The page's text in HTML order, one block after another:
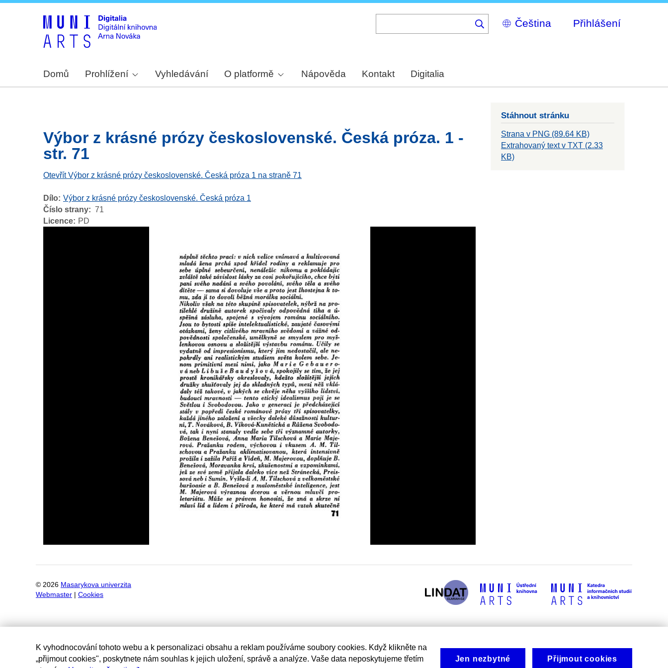
Select
your
Přihlášení
Domů Prohlížení Vyhledávání O platformě Nápověda Kontakt Digitalia
Výbor z krásné prózy československé. Česká próza. 1 -
str. 71
Otevřít Výbor z krásné prózy československé. Česká próza 1 na straně 71
Dílo Výbor z krásné prózy československé. Česká próza 1
Číslo strany
71
Licence
PD
Stáhnout stránku
Strana v PNG (89.64 KB)
Extrahovaný text v TXT (2.33
KB)
© 2026 Masarykova univerzita
Webmaster
Cookies
K vyhodnocování tohoto webu a k personalizaci obsahu a reklam používáme soubory cookies. Když klikněte na
„přijmout cookies", poskytnete nám souhlas k jejich uložení, správě a analýze. Vaše data neposkytujeme třetím
Jen nezbytné Přijmout cookies